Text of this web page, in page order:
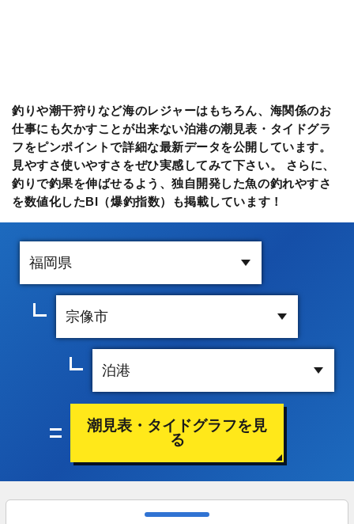
釣りや潮干狩りなど海のレジャーはもちろん、海関係のお
仕事にも欠かすことが出来ない泊港の潮見表・タイドグラ
フをピンポイントで詳細な最新データを公開しています。
見やすさ使いやすさをぜひ実感してみて下さい。 さらに、
釣りで釣果を伸ばせるよう、独自開発した魚の釣れやすさ
を数値化したBI（爆釣指数）も掲載しています！
潮見表・タイドグラフを見
る